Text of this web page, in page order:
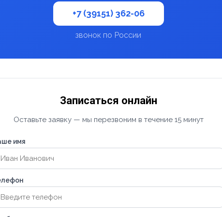
+7 (39151) 362-06
звонок по России
Записаться онлайн
Оставьте заявку — мы перезвоним в течение 15 минут
имя